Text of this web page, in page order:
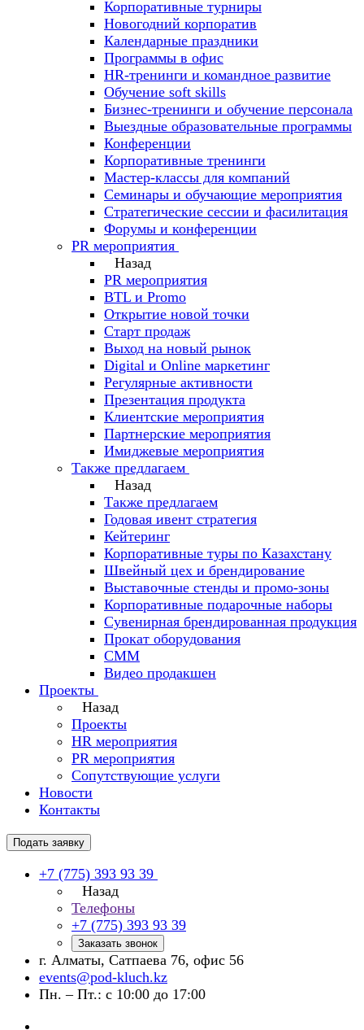
Корпоративные турниры
Новогодний корпоратив
Календарные праздники
Программы в офис
HR-тренинги и командное развитие
Oбучение soft skills
Бизнес-тренинги и обучение персонала
Выездные образовательные программы
Конференции
Корпоративные тренинги
Мастер-классы для компаний
Семинары и обучающие мероприятия
Стратегические сессии и фасилитация
Форумы и конференции
PR мероприятия
Назад
PR мероприятия
BTL и Promo
Открытие новой точки
Старт продаж
Выход на новый рынок
Digital и Online маркетинг
Регулярные активности
Презентация продукта
Клиентские мероприятия
Партнерские мероприятия
Имиджевые мероприятия
Также предлагаем
Назад
Также предлагаем
Годовая ивент стратегия
Кейтеринг
Корпоративные туры по Казахстану
Швейный цех и брендирование
Выставочные стенды и промо-зоны
Корпоративные подарочные наборы
Сувенирная брендированная продукция
Прокат оборудования
СММ
Видео продакшен
Проекты
Назад
Проекты
HR мероприятия
PR мероприятия
Сопутствующие услуги
Новости
Контакты
Подать заявку
+7 (775) 393 93 39
Назад
Телефоны
+7 (775) 393 93 39
Заказать звонок
г. Алматы, Сатпаева 76, офис 56
events@pod-kluch.kz
Пн. – Пт.: с 10:00 до 17:00